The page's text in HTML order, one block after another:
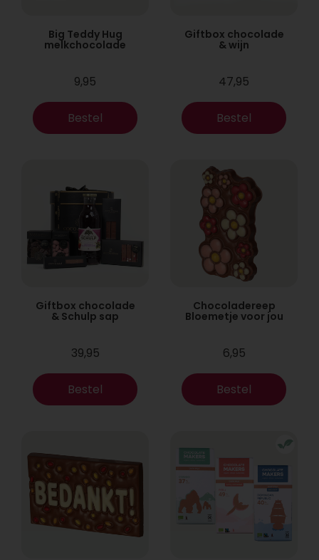
Big Teddy Hug
melkchocolade
9,95
Bestel
Giftbox chocolade
& wijn
47,95
Bestel
Giftbox chocolade
& Schulp sap
39,95
Bestel
Chocoladereep
Bloemetje voor jou
6,95
Bestel